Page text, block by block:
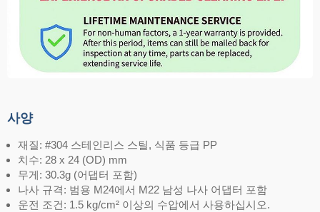
사양
재질: #304 스테인리스 스틸, 식품 등급 PP
치수: 28 x 24 (OD) mm
무게: 30.3g (어댑터 포함)
나사 규격: 범용 M24에서 M22 남성 나사 어댑터 포함
운전 조건: 1.5 kg/cm² 이상의 수압에서 사용하십시오.